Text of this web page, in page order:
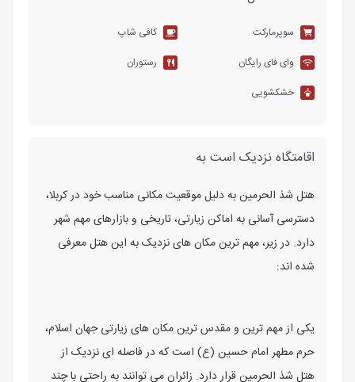
سوپرمارکت
کافی شاپ
وای فای رایگان
رستوران
خشکشویی
اقامتگاه نزدیک است به
هتل شذ الحرمین به دلیل موقعیت مکانی مناسب خود در کربلا،
دسترسی آسانی به اماکن زیارتی، تاریخی و بازارهای مهم شهر
دارد. در زیر، مهم‌ ترین مکان ‌های نزدیک به این هتل معرفی
شده ‌اند:
یکی از مهم ‌ترین و مقدس ‌ترین مکان ‌های زیارتی جهان اسلام،
حرم مطهر امام حسین (ع) است که در فاصله‌ ای نزدیک از
هتل شذ الحرمین قرار دارد. زائران می ‌توانند به راحتی با چند